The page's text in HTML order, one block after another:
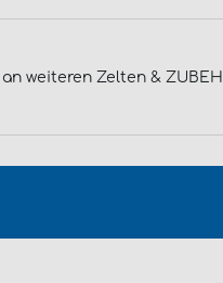
an weiteren Zelten &